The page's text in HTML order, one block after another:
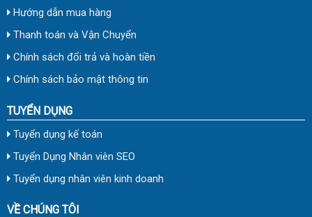
Hướng dẫn mua hàng
Thanh toán và Vận Chuyển
Chính sách đổi trả và hoàn tiền
Chính sách bảo mật thông tin
TUYỂN DỤNG
Tuyển dụng kế toán
Tuyển Dụng Nhân viên SEO
Tuyển dụng nhân viên kinh doanh
VỀ CHÚNG TÔI